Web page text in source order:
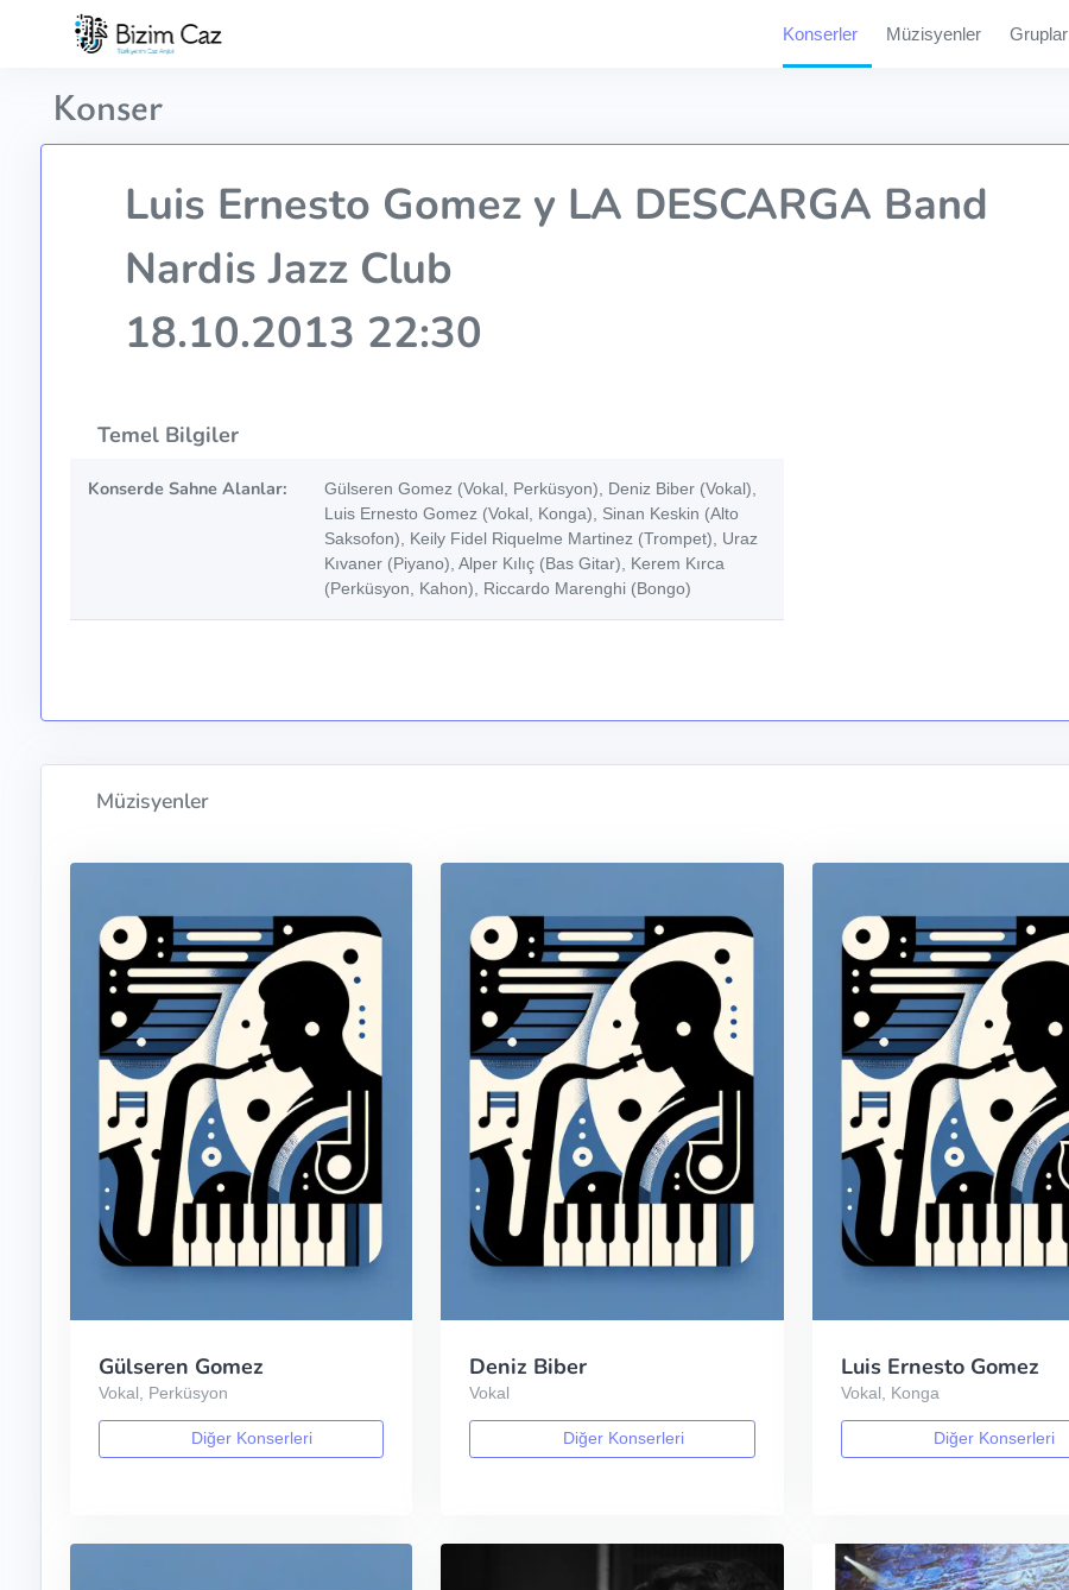
Konserler Müzisyenler Gruplar
Konser
Luis Ernesto Gomez y LA DESCARGA Band
Nardis Jazz Club
18.10.2013 22:30
Temel Bilgiler
Konserde Sahne Alanlar:
Gülseren Gomez (Vokal, Perküsyon), Deniz Biber (Vokal),
Luis Ernesto Gomez (Vokal, Konga), Sinan Keskin (Alto
Saksofon), Keily Fidel Riquelme Martinez (Trompet), Uraz
Kıvaner (Piyano), Alper Kılıç (Bas Gitar), Kerem Kırca
(Perküsyon, Kahon), Riccardo Marenghi (Bongo)
Müzisyenler
Gülseren Gomez
Vokal, Perküsyon
Diğer Konserleri
Deniz Biber
Vokal
Diğer Konserleri
Luis Ernesto Gomez
Vokal, Konga
Diğer Konserleri